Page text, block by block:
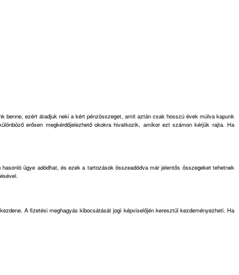
ezért átadjuk neki a kért pénzösszeget, amit aztán csak hosszú évek múlva kapunk
erősen megkérdőjelezhető okokra hivatkozik, amikor ezt számon kérjük rajta. Ha
ügye adódhat, és ezek a tartozások összeadódva már jelentős összegeket tehetnek
A fizetési meghagyás kibocsátását jogi képviselőjén keresztül kezdeményezheti. Ha